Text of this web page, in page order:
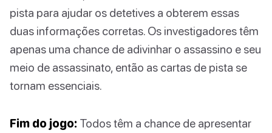
pista para ajudar os detetives a obterem essas
duas informações corretas. Os investigadores têm
apenas uma chance de adivinhar o assassino e seu
meio de assassinato, então as cartas de pista se
tornam essenciais.
Fim do jogo: Todos têm a chance de apresentar